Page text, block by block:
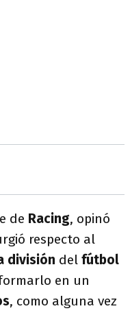
de Racing, opinó
respecto al
división del fútbol
en un
, como alguna vez